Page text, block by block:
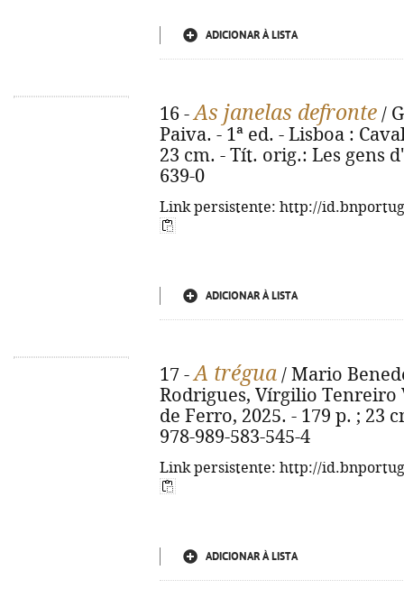
ADICIONAR À LISTA
16 -As janelas defronte /
Paiva. - 1ª ed. - Lisboa :
23 cm. - Tít. orig.: Les gens
639-0
Link persistente: http://
ADICIONAR À LISTA
17 -A trégua / Mario
Rodrigues, Vírgilio Tenreiro
de Ferro, 2025. - 179 p. ; 23
978-989-583-545-4
Link persistente: http://
ADICIONAR À LISTA